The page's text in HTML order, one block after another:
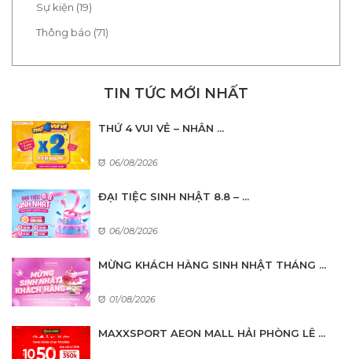
Sự kiện (19)
Thông báo (71)
TIN TỨC MỚI NHẤT
THỨ 4 VUI VẺ – NHÂN ...
06/08/2026
ĐẠI TIỆC SINH NHẬT 8.8 – ...
06/08/2026
MỪNG KHÁCH HÀNG SINH NHẬT THÁNG ...
01/08/2026
MAXXSPORT AEON MALL HẢI PHÒNG LÊ ...